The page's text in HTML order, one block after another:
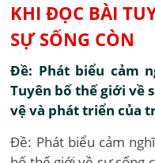
KHI ĐỌC BÀI
SỰ SỐNG CÒN
Đề: Phát biểu cảm
Tuyên bố thế giới về
vệ và phát triển của
Đề: Phát biểu cảm